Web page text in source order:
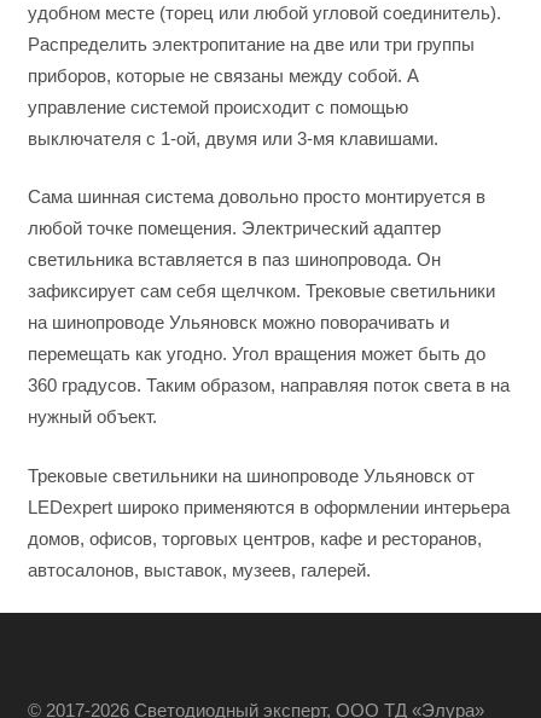
удобном месте (торец или любой угловой соединитель).
Распределить электропитание на две или три группы
приборов, которые не связаны между собой. А
управление системой происходит с помощью
выключателя с 1-ой, двумя или 3-мя клавишами.
Сама шинная система довольно просто монтируется в
любой точке помещения. Электрический адаптер
светильника вставляется в паз шинопровода. Он
зафиксирует сам себя щелчком. Трековые светильники
на шинопроводе Ульяновск можно поворачивать и
перемещать как угодно. Угол вращения может быть до
360 градусов. Таким образом, направляя поток света в на
нужный объект.
Трековые светильники на шинопроводе Ульяновск от
LEDexpert широко применяются в оформлении интерьера
домов, офисов, торговых центров, кафе и ресторанов,
автосалонов, выставок, музеев, галерей.
© 2017-2026 Светодиодный эксперт, ООО ТД «Элура»